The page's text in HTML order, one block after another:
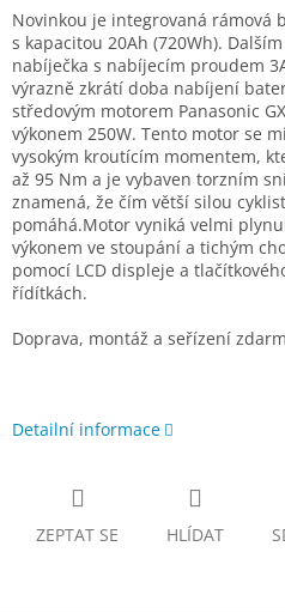
Novinkou je integrovaná rámová
s kapacitou 20Ah (720Wh).
nabíječka s nabíjecím proudem
výrazně zkrátí doba nabíjení
středovým motorem Panasonic
výkonem 250W. Tento motor se
vysokým kroutícím momentem,
až 95 Nm a je vybaven torzním
znamená, že čím větší silou
pomáhá.Motor vyniká velmi
výkonem ve stoupání a tichým
pomocí LCD displeje a
řídítkách.
Doprava, montáž a seřízení
Detailní informace
ZEPTAT SE HLÍDAT